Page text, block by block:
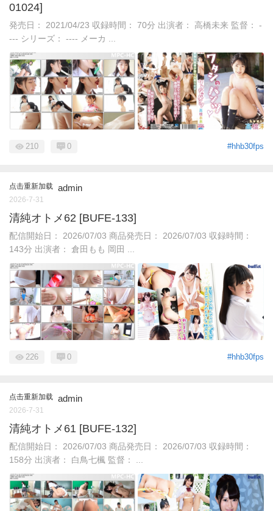
01024]
発売日： 2021/04/23 収録時間： 70分 出演者： 高橋未来 監督： -
--- シリーズ： ---- メーカ ...
#hhb30fps
210 0
点击重新加载 admin
2026-7-31
清純オトメ62 [BUFE-133]
配信開始日： 2026/07/03 商品発売日： 2026/07/03 収録時間：
143分 出演者： 倉田もも 岡田 ...
#hhb30fps
226 0
点击重新加载 admin
2026-7-31
清純オトメ61 [BUFE-132]
配信開始日： 2026/07/03 商品発売日： 2026/07/03 収録時間：
158分 出演者： 白鳥七楓 監督： ...